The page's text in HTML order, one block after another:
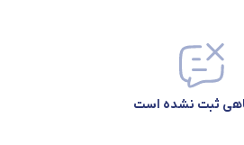
ثبت نشده است